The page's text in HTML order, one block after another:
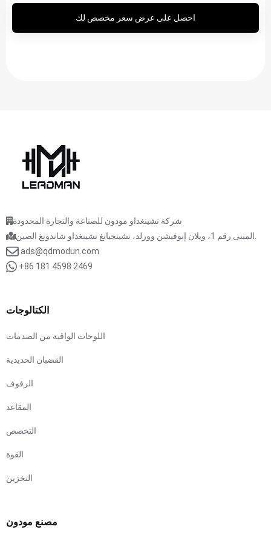
احصل على عرض سعر مخصص لك
شركة تشينغداو مودون للصناعة والتجارة المحدودة
المبنى رقم 1، ويلان إنوفيشن وورلد، تشينجيانغ تشينغداو شاندونغ الصين.
ads@qdmodun.com
+86 181 4598 2469
الكتالوجات
اللوحات الواقية من الصدمات
القضبان الحديدية
الرفوف
المقاعد
التخصص
القوة
التخزين
مصنع مودون